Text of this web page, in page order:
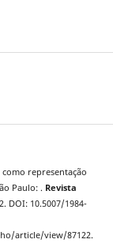
como representação
Paulo: . Revista
DOI: 10.5007/1984-
article/view/87122.